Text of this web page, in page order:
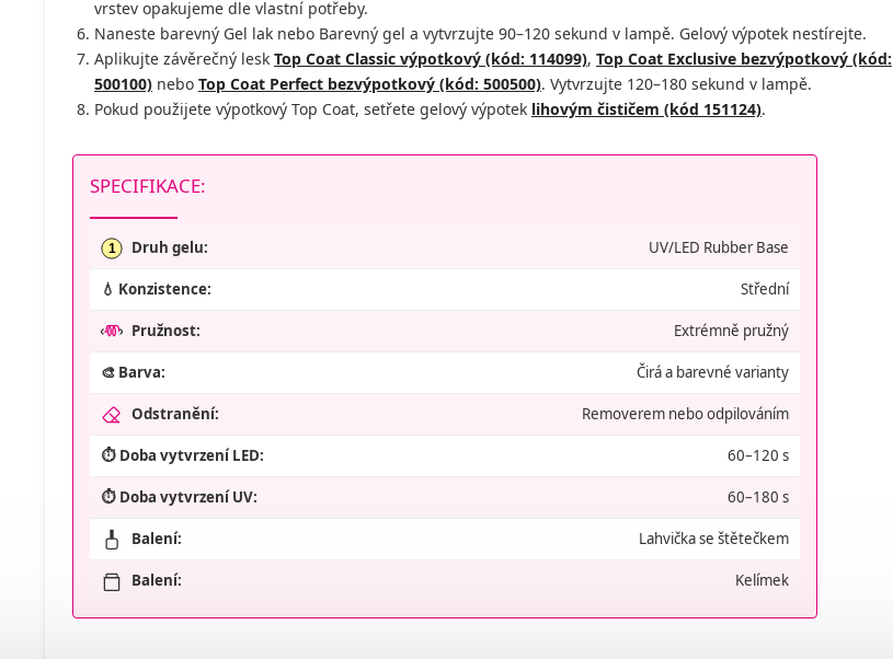
vrstev opakujeme dle vlastní potřeby.
Naneste barevný Gel lak nebo Barevný gel a vytvrzujte 90–120 sekund v lampě. Gelový výpotek nestírejte.
Aplikujte závěrečný lesk Top Coat Classic výpotkový (kód: 114099), Top Coat Exclusive bezvýpotkový (kód:
500100) nebo Top Coat Perfect bezvýpotkový (kód: 500500). Vytvrzujte 120–180 sekund v lampě.
Pokud použijete výpotkový Top Coat, setřete gelový výpotek lihovým čističem (kód 151124).
SPECIFIKACE:
1 Druh gelu: UV/LED Rubber Base
💧 Konzistence: Střední
Pružnost: Extrémně pružný
🎨 Barva: Čirá a barevné varianty
Odstranění: Removerem nebo odpilováním
⏱️ Doba vytvrzení LED: 60–120 s
⏱️ Doba vytvrzení UV: 60–180 s
Balení: Lahvička se štětečkem
Balení: Kelímek